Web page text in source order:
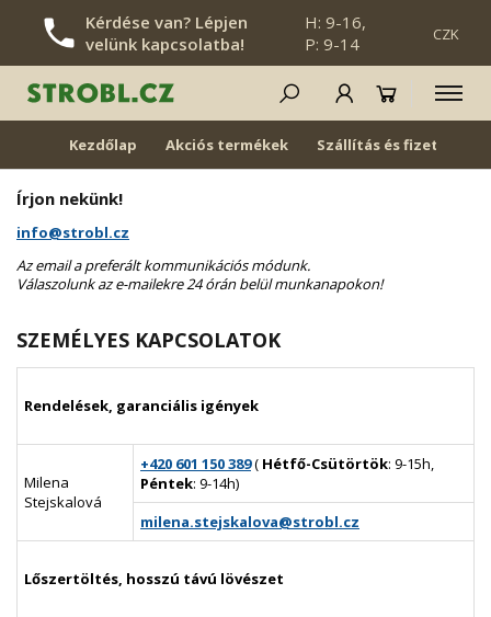
NAVIGÁCIÓ ÁTUGRÁSA
Kérdése van? Lépjen
velünk kapcsolatba!
H: 9-16,
P: 9-14
CZK
Kezdőlap Akciós termékek Szállítás és fizetés
KAPCSOLATOK
Írjon nekünk!
info@strobl.cz
Az email a preferált kommunikációs módunk.
Válaszolunk az e-mailekre 24 órán belül munkanapokon!
SZEMÉLYES KAPCSOLATOK
Rendelések, garanciális igények
Milena
Stejskalová
+420 601 150 389( Hétfő-Csütörtök: 9-15h,
Péntek: 9-14h)
milena.stejskalova@strobl.cz
Lőszertöltés, hosszú távú lövészet